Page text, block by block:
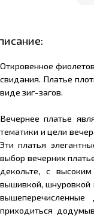
Откровенное
свидания. Платье
виде зиг-загов.
Вечернее платье
тематики и цели
Эти платья
выбор вечерних
декольте, с
вышивкой, шнуровкой
приходиться